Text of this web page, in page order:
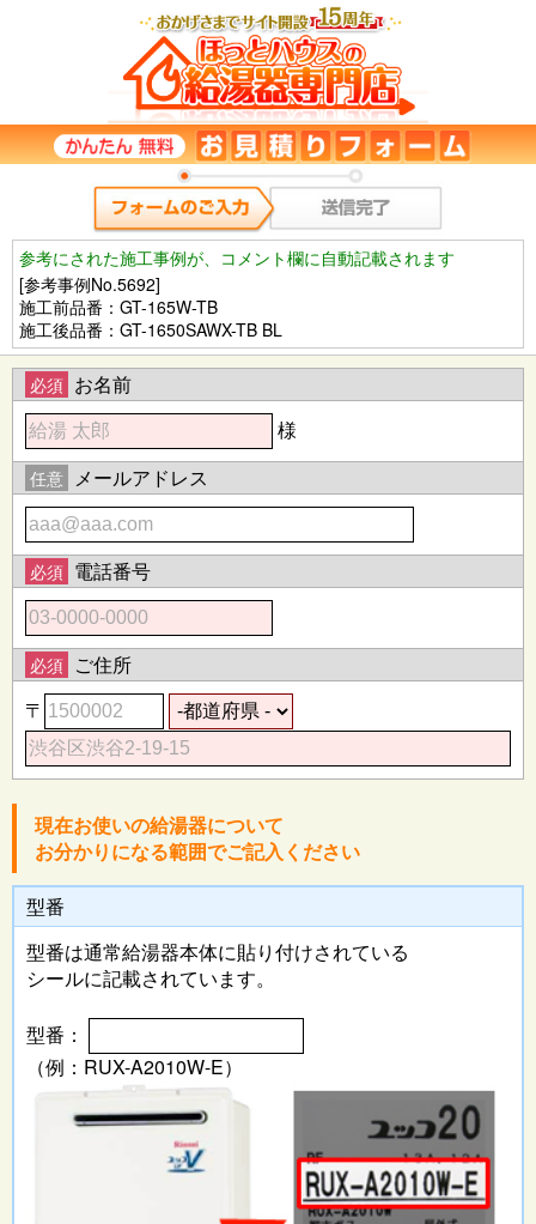
参考にされた施工事例が、コメント欄に自動記載されます
[参考事例No.5692]
施工前品番：GT-165W-TB
施工後品番：GT-1650SAWX-TB BL
必須 お名前
様
任意 メールアドレス
必須 電話番号
必須 ご住所
〒
現在お使いの給湯器について
お分かりになる範囲でご記入ください
型番
型番は通常給湯器本体に貼り付けされている
シールに記載されています。
型番：
（例：RUX-A2010W-E）